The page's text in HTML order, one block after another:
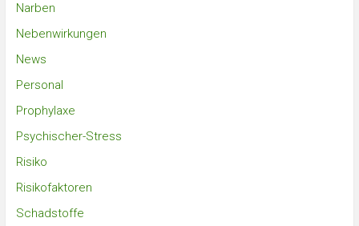
Narben
Nebenwirkungen
News
Personal
Prophylaxe
Psychischer-Stress
Risiko
Risikofaktoren
Schadstoffe